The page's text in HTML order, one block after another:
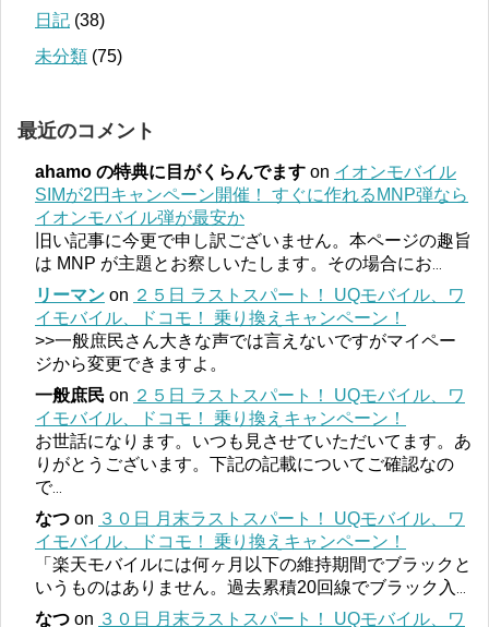
日記 (38)
未分類 (75)
最近のコメント
ahamo の特典に目がくらんでます on イオンモバイル
SIMが2円キャンペーン開催！ すぐに作れるMNP弾なら
イオンモバイル弾が最安か
旧い記事に今更で申し訳ございません。本ページの趣旨
は MNP が主題とお察しいたします。その場合にお
リーマン on ２５日 ラストスパート！ UQモバイル、ワ
イモバイル、ドコモ！ 乗り換えキャンペーン！
>>一般庶民さん大きな声では言えないですがマイペー
ジから変更できますよ。
一般庶民 on ２５日 ラストスパート！ UQモバイル、ワ
イモバイル、ドコモ！ 乗り換えキャンペーン！
お世話になります。いつも見させていただいてます。あ
りがとうございます。下記の記載についてご確認なの
で...
なつ on ３０日 月末ラストスパート！ UQモバイル、ワ
イモバイル、ドコモ！ 乗り換えキャンペーン！
「楽天モバイルには何ヶ月以下の維持期間でブラックと
いうものはありません。過去累積20回線でブラック入
なつ on ３０日 月末ラストスパート！ UQモバイル、ワ